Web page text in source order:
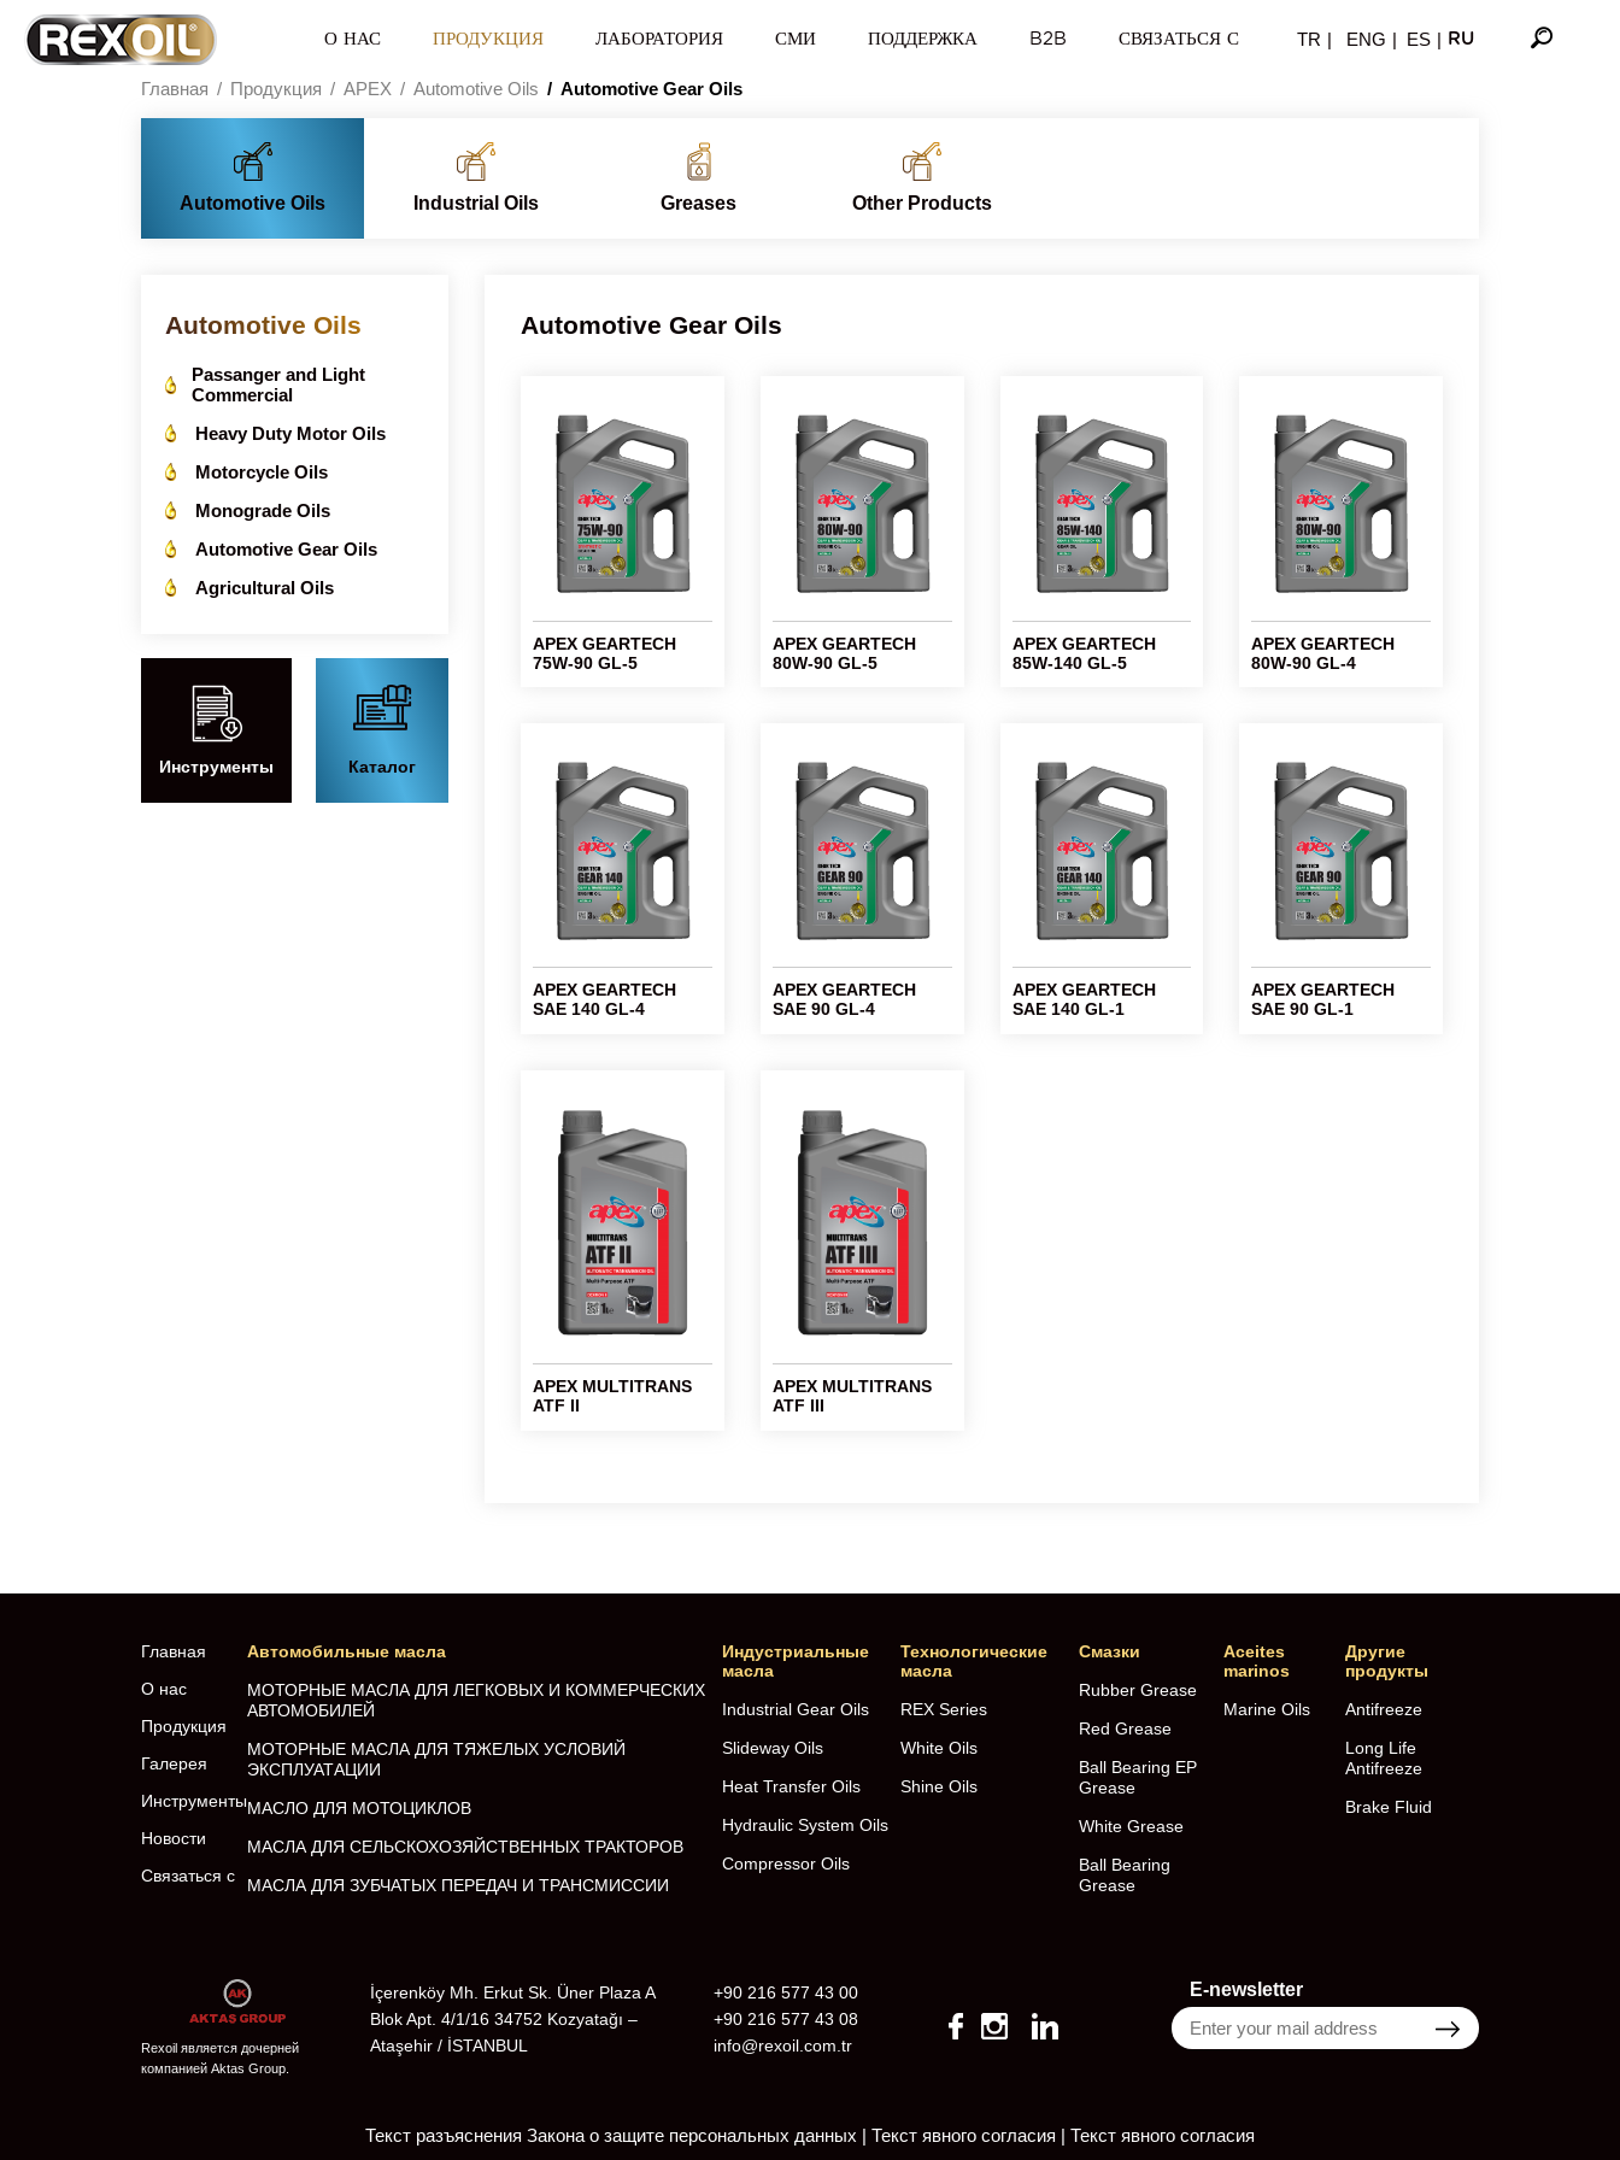
О НАС ПРОДУКЦИЯ ЛАБОРАТОРИЯ СМИ ПОДДЕРЖКА B2B СВЯЗАТЬСЯ С TR | ENG | ES | RU
Главная Продукция APEX Automotive Oils Automotive Gear Oils
Automotive Oils Industrial Oils Greases Other Products
Automotive Oils
Passanger and Light
Commercial
Heavy Duty Motor Oils
Motorcycle Oils
Monograde Oils
Automotive Gear Oils
Agricultural Oils
Инструменты Каталог
Automotive Gear Oils
APEX GEARTECH
75W-90 GL-5
APEX GEARTECH
80W-90 GL-5
APEX GEARTECH
85W-140 GL-5
APEX GEARTECH
80W-90 GL-4
APEX GEARTECH
SAE 140 GL-4
APEX GEARTECH
SAE 90 GL-4
APEX GEARTECH
SAE 140 GL-1
APEX GEARTECH
SAE 90 GL-1
APEX MULTITRANS
ATF II
APEX MULTITRANS
ATF III
Главная
О нас
Продукция
Галерея
Инструменты
Новости
Связаться с
Автомобильные масла
МОТОРНЫЕ МАСЛА ДЛЯ ЛЕГКОВЫХ И КОММЕРЧЕСКИХ
АВТОМОБИЛЕЙ
МОТОРНЫЕ МАСЛА ДЛЯ ТЯЖЕЛЫХ УСЛОВИЙ
ЭКСПЛУАТАЦИИ
МАСЛО ДЛЯ МОТОЦИКЛОВ
МАСЛА ДЛЯ СЕЛЬСКОХОЗЯЙСТВЕННЫХ ТРАКТОРОВ
МАСЛА ДЛЯ ЗУБЧАТЫХ ПЕРЕДАЧ И ТРАНСМИССИИ
Индустриальные
масла
Industrial Gear Oils
Slideway Oils
Heat Transfer Oils
Hydraulic System Oils
Compressor Oils
Технологические
масла
REX Series
White Oils
Shine Oils
Смазки
Rubber Grease
Red Grease
Ball Bearing EP
Grease
White Grease
Ball Bearing
Grease
Aceites
marinos
Marine Oils
Другие
продукты
Antifreeze
Long Life
Antifreeze
Brake Fluid
Rexoil является дочерней
компанией Aktas Group.
İçerenköy Mh. Erkut Sk. Üner Plaza A
Blok Apt. 4/1/16 34752 Kozyatağı –
Ataşehir / İSTANBUL
+90 216 577 43 00
+90 216 577 43 08
info@rexoil.com.tr
E-newsletter
Текст разъяснения Закона о защите персональных данных | Текст явного согласия | Текст явного согласия